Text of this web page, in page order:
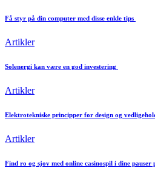
Få styr på din computer med disse enkle tips
Artikler
Solenergi kan være en god investering
Artikler
Elektrotekniske principper for design og
Artikler
Find ro og sjov med online casinospil i dine pauser